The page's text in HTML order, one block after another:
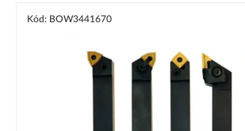
Kód: BOW3441670